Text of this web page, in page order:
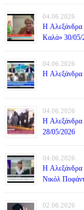
04.06.2026
H Αλεξάνδρα
Καλά» 30/05/
04.06.2026
H Αλεξάνδρα
04.06.2026
H Αλεξάνδρα
28/05/2026
04.06.2026
H Αλεξάνδρα
Νικόλ
02.06.2026